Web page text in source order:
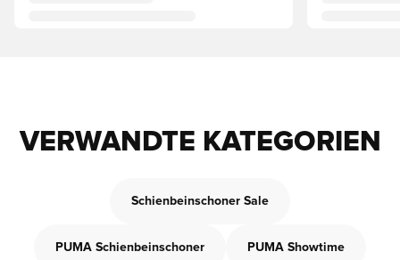
VERWANDTE KATEGORIEN
Schienbeinschoner Sale
PUMA Schienbeinschoner PUMA Showtime